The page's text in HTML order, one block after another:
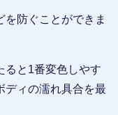
を防ぐことができま
ると1番変色しやす
ディの濡れ具合を最